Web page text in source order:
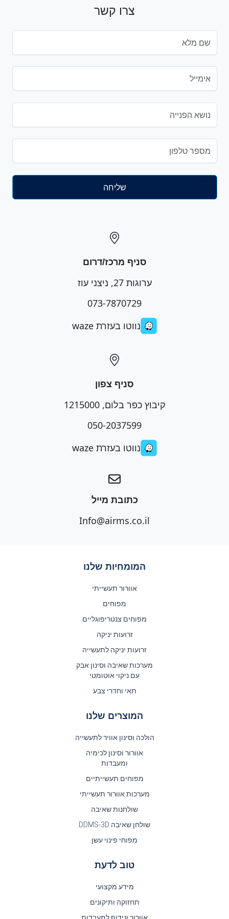
סניף מרכז/דרום
ערוגות 27, ניצני עוז
073-7870729
נווטו בעזרת waze
סניף צפון
קיבוץ כפר בלום, 1215000
050-2037599
נווטו בעזרת waze
כתובת מייל
Info@airms.co.il
צרו קשר
המומחיות שלנו
אוורור תעשייתי
מפוחים
מפוחים צנטריפוגליים
זרועות יניקה
זרועות יניקה לתעשייה
מערכות שאיבה וסינון אבק
עם ניקוי אוטומטי
תאי וחדרי צבע
המוצרים שלנו
הולכה וסינון אוויר לתעשייה
אוורור וסינון לכימיה
ומעבדות
מפוחים תעשייתיים
מערכות אוורור תעשייתי
שולחנות שאיבה
שולחן שאיבה DDMS-3D
מפוחי פינוי עשן
טוב לדעת
מידע מקצועי
תחזוקה ותיקונים